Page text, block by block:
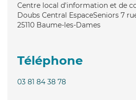
Centre local d'information et de
Doubs Central EspaceSeniors 7
25110 Baume-les-Dames
Téléphone
03 81 84 38 78